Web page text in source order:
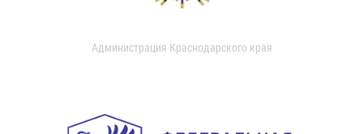
Администрация Краснодарского края